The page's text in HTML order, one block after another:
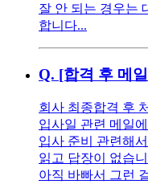
잘 안 되는 경우는
합니다...
Q. [합격 후 메
회사 최종합격 후
입사일 관련 메일
입사 준비 관련해
읽고 답장이 없습
아직 바빠서 그런